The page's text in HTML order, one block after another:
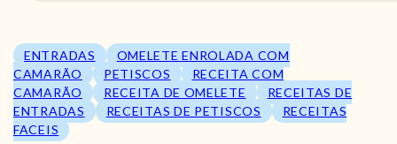
ENTRADAS
OMELETE ENROLADA COM
CAMARÃO
PETISCOS
RECEITA COM
CAMARÃO
RECEITA DE OMELETE
RECEITAS DE
ENTRADAS
RECEITAS DE PETISCOS
RECEITAS
FACEIS